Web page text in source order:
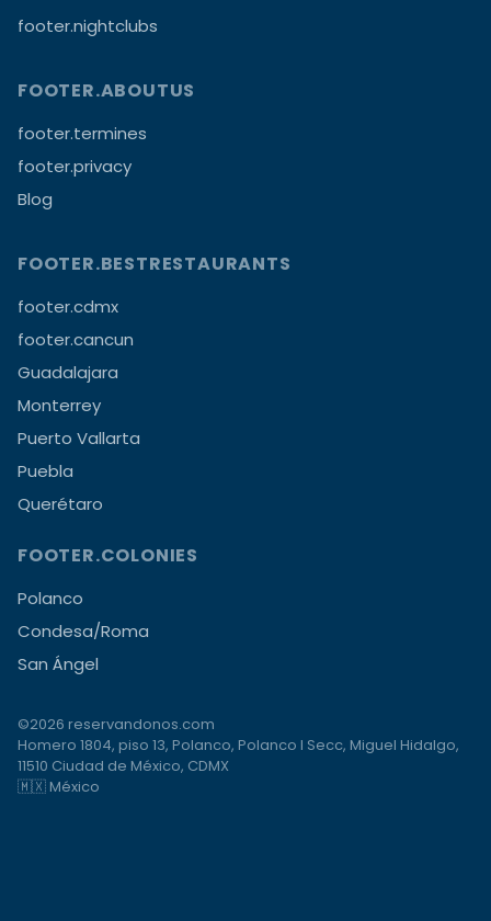
footer.nightclubs
FOOTER.ABOUTUS
footer.termines
footer.privacy
Blog
FOOTER.BESTRESTAURANTS
footer.cdmx
footer.cancun
Guadalajara
Monterrey
Puerto Vallarta
Puebla
Querétaro
FOOTER.COLONIES
Polanco
Condesa/Roma
San Ángel
©2026 reservandonos.com
Homero 1804, piso 13, Polanco, Polanco I Secc, Miguel Hidalgo,
11510 Ciudad de México, CDMX
🇲🇽 México